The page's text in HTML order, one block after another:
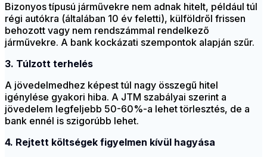
Bizonyos típusú járművekre nem adnak hitelt, például túl
régi autókra (általában 10 év feletti), külföldről frissen
behozott vagy nem rendszámmal rendelkező
járművekre. A bank kockázati szempontok alapján szűr.
3. Túlzott terhelés
A jövedelmedhez képest túl nagy összegű hitel
igénylése gyakori hiba. A JTM szabályai szerint a
jövedelem legfeljebb 50-60%-a lehet törlesztés, de a
bank ennél is szigorúbb lehet.
4. Rejtett költségek figyelmen kívül hagyása